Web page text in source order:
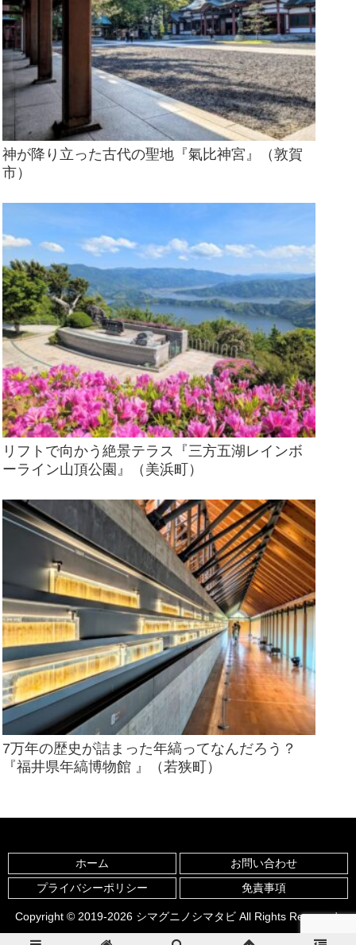
神が降り立った古代の聖地『氣比神宮』（敦賀
市）
リフトで向かう絶景テラス『三方五湖レインボ
ーライン山頂公園』（美浜町）
7万年の歴史が詰まった年縞ってなんだろう？
『福井県年縞博物館 』（若狭町）
ホーム
お問い合わせ
プライバシーポリシー
免責事項
Copyright © 2019-2026 シマグニノシマタビ All Rights Reserved.